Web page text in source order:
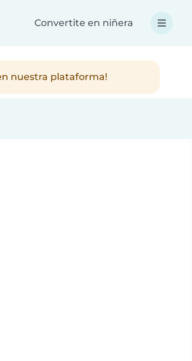
Convertite en niñera
nuestra plataforma!